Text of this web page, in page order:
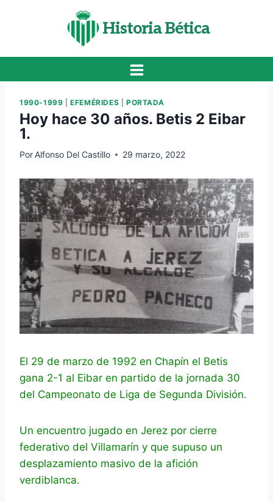
Historia Bética
1990-1999 |EFEMÉRIDES PORTADA
Hoy hace 30 años. Betis 2 Eibar
1.
Por Alfonso Del Castillo 29 marzo, 2022
El 29 de marzo de 1992 en Chapín el Betis
gana 2-1 al Eibar en partido de la jornada 30
del Campeonato de Liga de Segunda División.
Un encuentro jugado en Jerez por cierre
federativo del Villamarín y que supuso un
desplazamiento masivo de la afición
verdiblanca.